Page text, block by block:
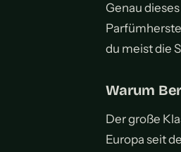
Genau
du meist die
Warum
Der große
Europa seit